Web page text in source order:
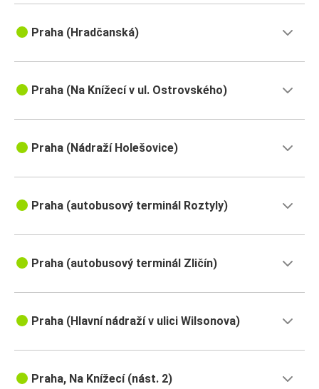
Praha (Hradčanská)
Praha (Na Knížecí v ul. Ostrovského)
Praha (Nádraží Holešovice)
Praha (autobusový terminál Roztyly)
Praha (autobusový terminál Zličín)
Praha (Hlavní nádraží v ulici Wilsonova)
Praha, Na Knížecí (nást. 2)